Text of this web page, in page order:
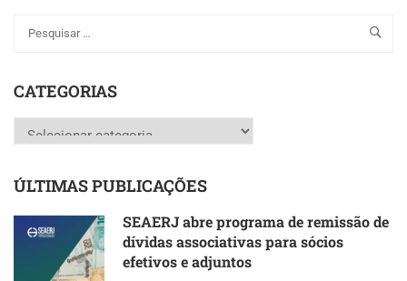
CATEGORIAS
Categorias
ÚLTIMAS PUBLICAÇÕES
SEAERJ abre programa de remissão de
dívidas associativas para sócios
efetivos e adjuntos